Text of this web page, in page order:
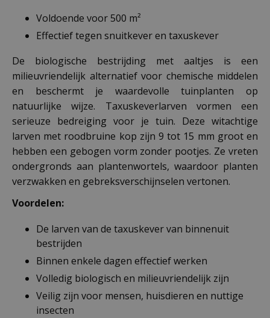
Voldoende voor 500 m²
Effectief tegen snuitkever en taxuskever
De biologische bestrijding met aaltjes is een
milieuvriendelijk alternatief voor chemische middelen
en beschermt je waardevolle tuinplanten op
natuurlijke wijze. Taxuskeverlarven vormen een
serieuze bedreiging voor je tuin. Deze witachtige
larven met roodbruine kop zijn 9 tot 15 mm groot en
hebben een gebogen vorm zonder pootjes. Ze vreten
ondergronds aan plantenwortels, waardoor planten
verzwakken en gebreksverschijnselen vertonen.
Voordelen:
De larven van de taxuskever van binnenuit
bestrijden
Binnen enkele dagen effectief werken
Volledig biologisch en milieuvriendelijk zijn
Veilig zijn voor mensen, huisdieren en nuttige
insecten